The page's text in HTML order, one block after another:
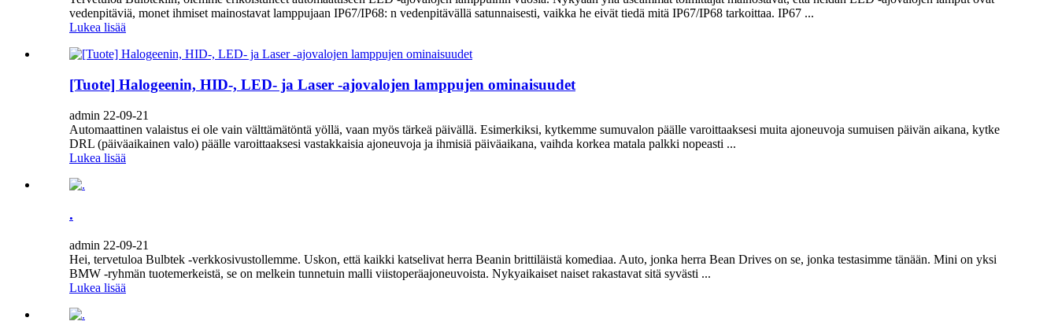
vedenpitäviä, monet ihmiset mainostavat lamppujaan IP67/IP68: n vedenpitävällä satunnaisesti, vaikka he eivät tiedä mitä IP67/IP68 tarkoittaa. IP67 ...
Lukea lisää
[Tuote] Halogeenin, HID-, LED- ja Laser -ajovalojen lamppujen ominaisuudet
admin 22-09-21
Automaattinen valaistus ei ole vain välttämätöntä yöllä, vaan myös tärkeä päivällä. Esimerkiksi, kytkemme sumuvalon päälle varoittaaksesi muita ajoneuvoja sumuisen päivän aikana, kytke
DRL (päiväaikainen valo) päälle varoittaaksesi vastakkaisia ​​ajoneuvoja ja ihmisiä päiväaikana, vaihda korkea matala palkki nopeasti ...
Lukea lisää
.
admin 22-09-21
Hei, tervetuloa Bulbtek -verkkosivustollemme. Uskon, että kaikki katselivat herra Beanin brittiläistä komediaa. Auto, jonka herra Bean Drives on se, jonka testasimme tänään. Mini on yksi
BMW -ryhmän tuotemerkeistä, se on melkein tunnetuin malli viistoperäajoneuvoista. Nykyaikaiset naiset rakastavat sitä syvästi ...
Lukea lisää